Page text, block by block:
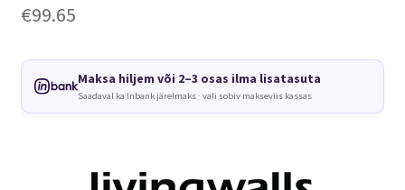
€99.65
Maksa hiljem või 2–3 osas ilma lisatasuta
Saadaval ka Inbank järelmaks · vali sobiv makseviis kassas